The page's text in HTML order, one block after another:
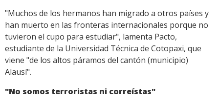
"Muchos de los hermanos han migrado a otros países y
han muerto en las fronteras internacionales porque no
tuvieron el cupo para estudiar", lamenta Pacto,
estudiante de la Universidad Técnica de Cotopaxi, que
viene "de los altos páramos del cantón (municipio)
Alausí".
"No somos terroristas ni correístas"